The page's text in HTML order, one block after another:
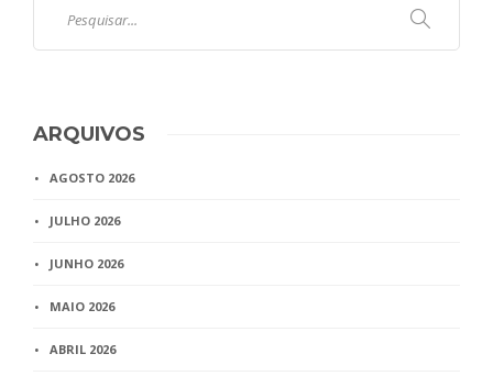
ARQUIVOS
AGOSTO 2026
JULHO 2026
JUNHO 2026
MAIO 2026
ABRIL 2026